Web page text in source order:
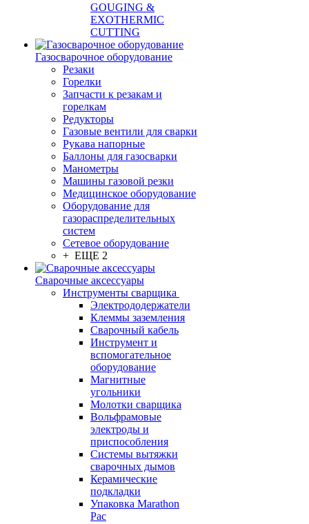
GOUGING &
EXOTHERMIC
CUTTING
Газосварочное оборудование
Резаки
Горелки
Запчасти к резакам и
горелкам
Редукторы
Газовые вентили для сварки
Рукава напорные
Баллоны для газосварки
Манометры
Машины газовой резки
Медицинское оборудование
Оборудование для
газораспределительных
систем
Сетевое оборудование
+ ЕЩЕ 2
Сварочные аксессуары
Инструменты сварщика
Электрододержатели
Клеммы заземления
Сварочный кабель
Инструмент и
вспомогательное
оборудование
Магнитные
угольники
Молотки сварщика
Вольфрамовые
электроды и
приспособления
Системы вытяжки
сварочных дымов
Керамические
подкладки
Упаковка Marathon
Pac